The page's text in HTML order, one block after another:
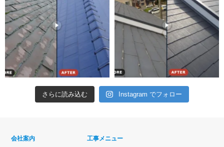
さらに読み込む Instagram でフォロー
会社案内 工事メニュー